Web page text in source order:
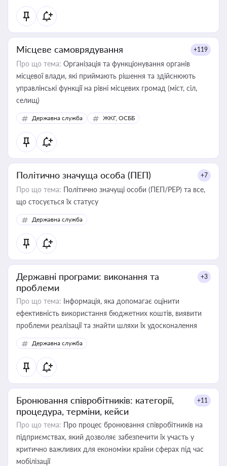
Місцеве самоврядування +119
Про що тема: Організація та функціонування органів
місцевої влади, які приймають рішення та здійснюють
управлінські функції на рівні місцевих громад (міст, сіл,
селищ)
Державна служба ЖКГ, ОСББ
Політично значуща особа (ПЕП) +7
Про що тема: Політично значущі особи (ПЕП/PEP) та все,
що стосується їх статусу
Державна служба
Державні програми: виконання та
проблеми
+3
Про що тема: Інформація, яка допомагає оцінити
ефективність використання бюджетних коштів, виявити
проблеми реалізації та знайти шляхи їх удосконалення
Державна служба
Бронювання співробітників: категорії,
процедура, терміни, кейси
+11
Про що тема: Про процес бронювання співробітників на
підприємствах, який дозволяє забезпечити їх участь у
критично важливих для економіки країни сферах під час
мобілізації